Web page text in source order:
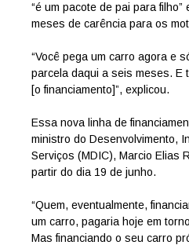
“é um pacote de pai para
meses de carência para os
“Você pega um carro agora e
parcela daqui a seis meses. E
[o financiamento]”, explicou.
Essa nova linha de
ministro do Desenvolvimento,
Serviços (MDIC), Marcio Elias
partir do dia 19 de junho.
“Quem, eventualmente,
um carro, pagaria hoje em
Mas financiando o seu carro